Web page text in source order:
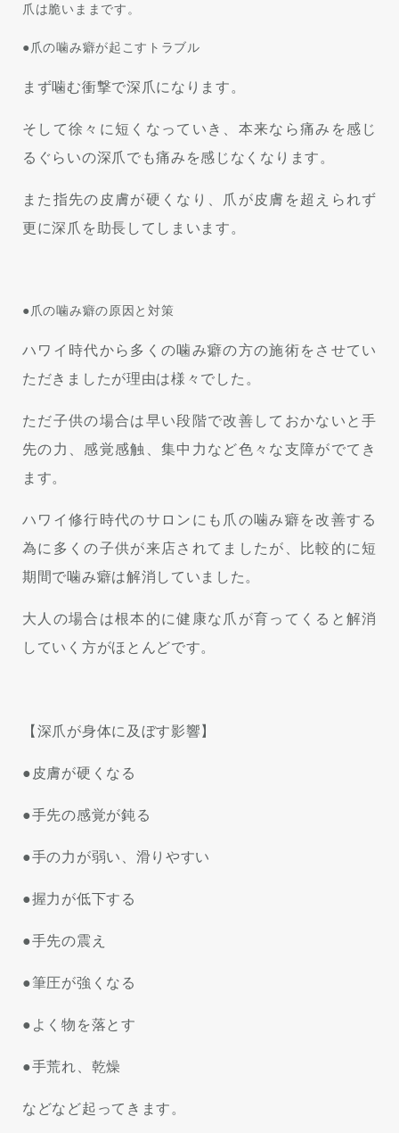
爪は脆いままです。
●爪の噛み癖が起こすトラブル
まず噛む衝撃で深爪になります。
そして徐々に短くなっていき、本来なら痛みを感じ
るぐらいの深爪でも痛みを感じなくなります。
また指先の皮膚が硬くなり、爪が皮膚を超えられず
更に深爪を助長してしまいます。
●爪の噛み癖の原因と対策
ハワイ時代から多くの噛み癖の方の施術をさせてい
ただきましたが理由は様々でした。
ただ子供の場合は早い段階で改善しておかないと手
先の力、感覚感触、集中力など色々な支障がでてき
ます。
ハワイ修行時代のサロンにも爪の噛み癖を改善する
為に多くの子供が来店されてましたが、
比較的に短
期間で噛み癖は解消していました。
大人の場合は根本的に健康な爪が育ってくると解消
していく方がほとんどです。
【深爪が身体に及ぼす影響】
●皮膚が硬くなる
●手先の感覚が鈍る
●手の力が弱い、滑りやすい
●握力が低下する
●手先の震え
●筆圧が強くなる
●よく物を落とす
●手荒れ、乾燥
などなど起ってきます。